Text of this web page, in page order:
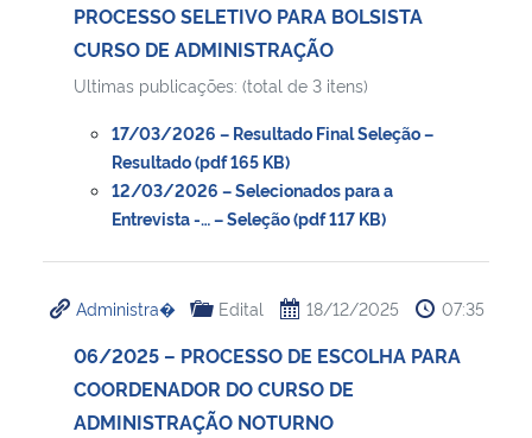
PROCESSO SELETIVO PARA BOLSISTA
CURSO DE ADMINISTRAÇÃO
Ultimas publicações: (total de 3 itens)
17/03/2026 – Resultado Final Seleção –
Resultado (pdf 165 KB)
12/03/2026 – Selecionados para a
Entrevista -… – Seleção (pdf 117 KB)
Administra� Edital 18/12/2025 07:35
06/2025 – PROCESSO DE ESCOLHA PARA
COORDENADOR DO CURSO DE
ADMINISTRAÇÃO NOTURNO